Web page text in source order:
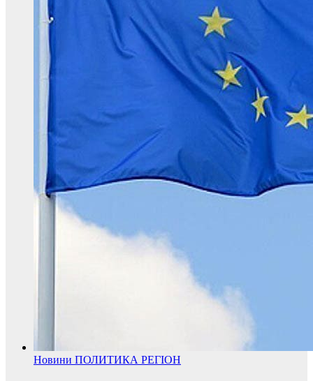
Новини ПОЛИТИКА РЕГІОН